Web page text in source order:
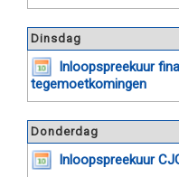
Dinsdag
Inloopspreekuur
tegemoetkomingen
Donderdag
Inloopspreekuur